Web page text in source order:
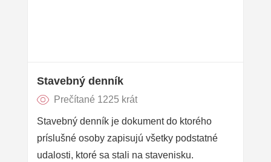
Stavebný denník
Prečítané 1225 krát
Stavebný denník je dokument do ktorého
príslušné osoby zapisujú všetky podstatné
udalosti, ktoré sa stali na stavenisku.